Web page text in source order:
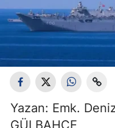
Yazan: Emk.
GÜLBAHÇE